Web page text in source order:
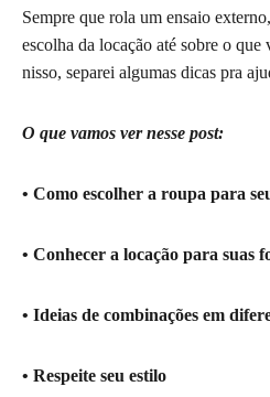
Sempre que rola um ensaio
escolha da locação até sobre o que
nisso, separei algumas dicas pra
O que vamos ver nesse post:
• Como escolher a roupa para
• Conhecer a locação para suas
• Ideias de combinações em
• Respeite seu estilo